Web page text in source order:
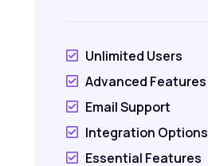
 Unlimited Users
 Advanced Features
 Email Support
 Integration Options
 Essential Features